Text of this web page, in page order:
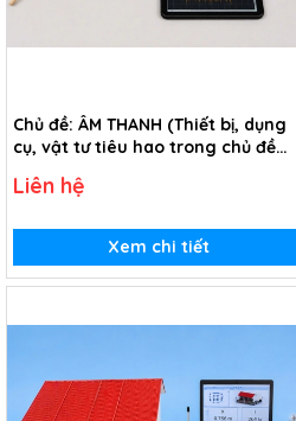
Chủ đề: ÂM THANH (Thiết bị, dụng
cụ, vật tư tiêu hao trong chủ đề
Liên hệ
Xem chi tiết